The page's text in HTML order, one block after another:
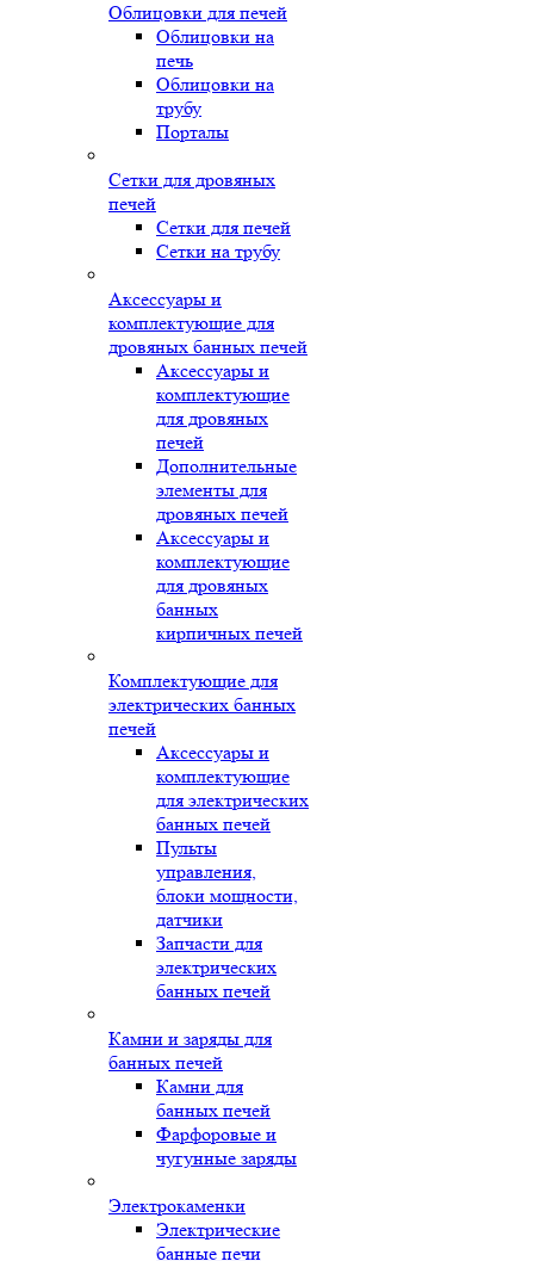
Облицовки для печей
Облицовки на
печь
Облицовки на
трубу
Порталы
Сетки для дровяных
печей
Сетки для печей
Сетки на трубу
Аксессуары и
комплектующие для
дровяных банных печей
Аксессуары и
комплектующие
для дровяных
печей
Дополнительные
элементы для
дровяных печей
Аксессуары и
комплектующие
для дровяных
банных
кирпичных печей
Комплектующие для
электрических банных
печей
Аксессуары и
комплектующие
для электрических
банных печей
Пульты
управления,
блоки мощности,
датчики
Запчасти для
электрических
банных печей
Камни и заряды для
банных печей
Камни для
банных печей
Фарфоровые и
чугунные заряды
Электрокаменки
Электрические
банные печи